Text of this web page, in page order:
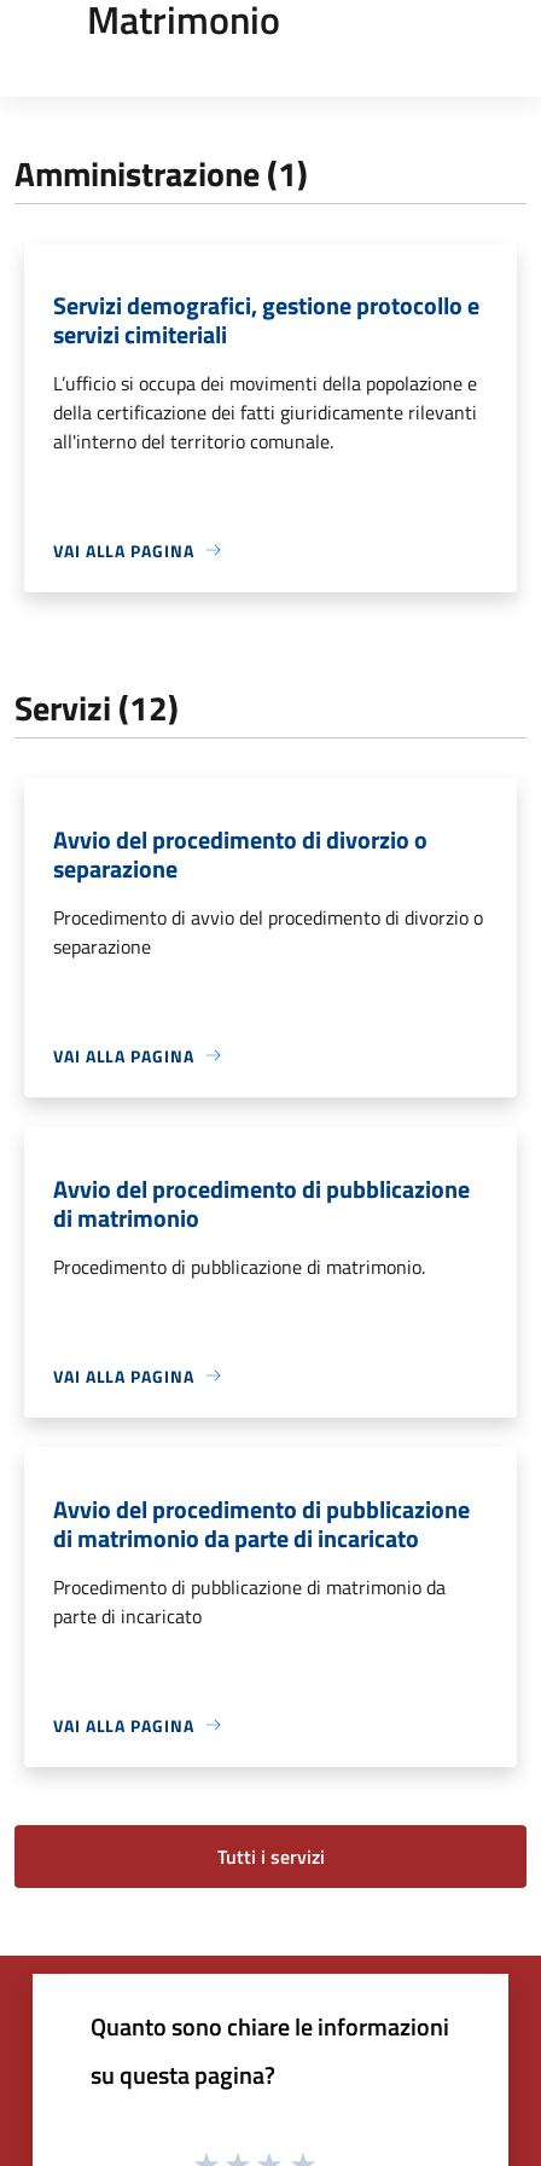
Matrimonio
Amministrazione (1)
Servizi demografici, gestione protocollo e
servizi cimiteriali
L’ufficio si occupa dei movimenti della popolazione e
della certificazione dei fatti giuridicamente rilevanti
all'interno del territorio comunale.
VAI ALLA PAGINA
Servizi (12)
Avvio del procedimento di divorzio o
separazione
Procedimento di avvio del procedimento di divorzio o
separazione
VAI ALLA PAGINA
Avvio del procedimento di pubblicazione
di matrimonio
Procedimento di pubblicazione di matrimonio.
VAI ALLA PAGINA
Avvio del procedimento di pubblicazione
di matrimonio da parte di incaricato
Procedimento di pubblicazione di matrimonio da
parte di incaricato
VAI ALLA PAGINA
Tutti i servizi
Quanto sono chiare le informazioni
su questa pagina?